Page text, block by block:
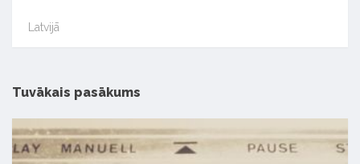
Latvijā
Tuvākais pasākums